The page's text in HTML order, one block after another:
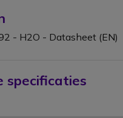
- H2O - Datasheet (EN)
specificaties